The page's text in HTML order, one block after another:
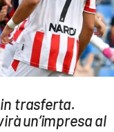
trasferta.
un’impresa al